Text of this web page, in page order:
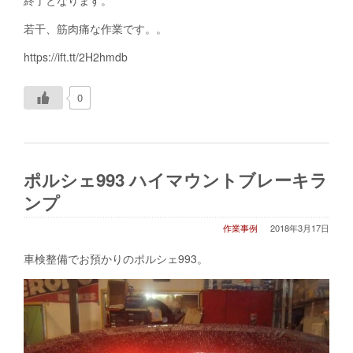
若干、筋肉痛な作業です。。
https://ift.tt/2H2hmdb
0
ポルシェ993 ハイマウントブレーキラ
ンプ
2018年3月17日
作業事例
車検整備でお預かりのポルシェ993。